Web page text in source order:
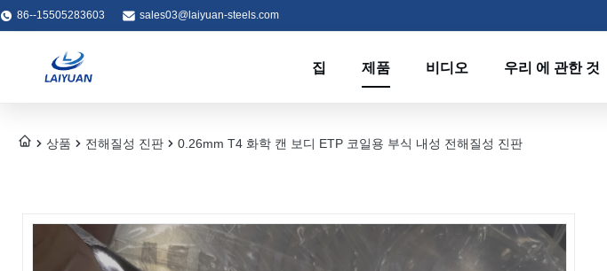
86--15505283603 sales03@laiyuan-steels.com
집 제품 비디오 우리 에 관한 것
상품 전해질성 진판 0.26mm T4 화학 캔 보디 ETP 코일용 부식 내성 전해질성 진판